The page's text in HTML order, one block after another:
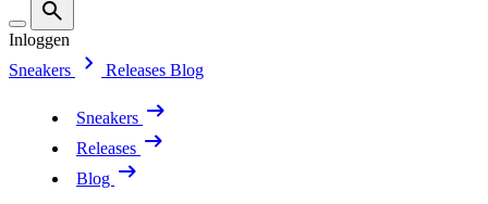
Inloggen
Sneakers
Releases Blog
Sneakers
Releases
Blog